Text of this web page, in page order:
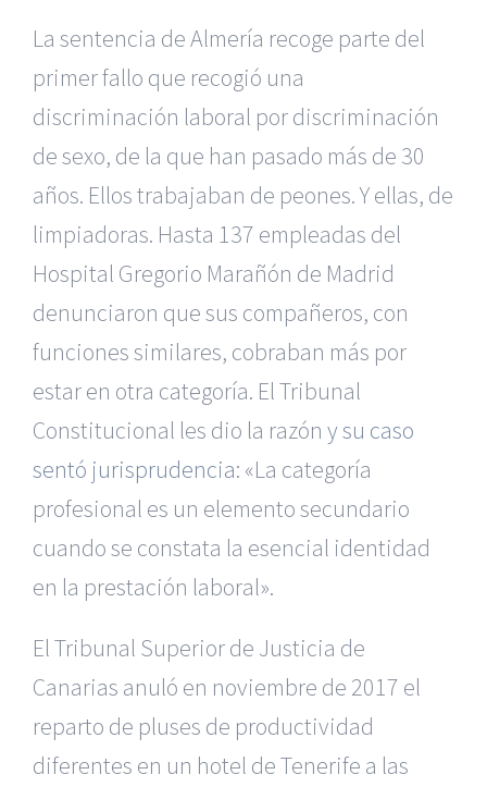
La sentencia de Almería recoge parte del
primer fallo que recogió una
discriminación laboral por discriminación
de sexo, de la que han pasado más de 30
años. Ellos trabajaban de peones. Y ellas, de
limpiadoras. Hasta 137 empleadas del
Hospital Gregorio Marañón de Madrid
denunciaron que sus compañeros, con
funciones similares, cobraban más por
estar en otra categoría. El Tribunal
Constitucional les dio la razón y su caso
sentó jurisprudencia: «La categoría
profesional es un elemento secundario
cuando se constata la esencial identidad
en la prestación laboral».
El Tribunal Superior de Justicia de
Canarias anuló en noviembre de 2017 el
reparto de pluses de productividad
diferentes en un hotel de Tenerife a las